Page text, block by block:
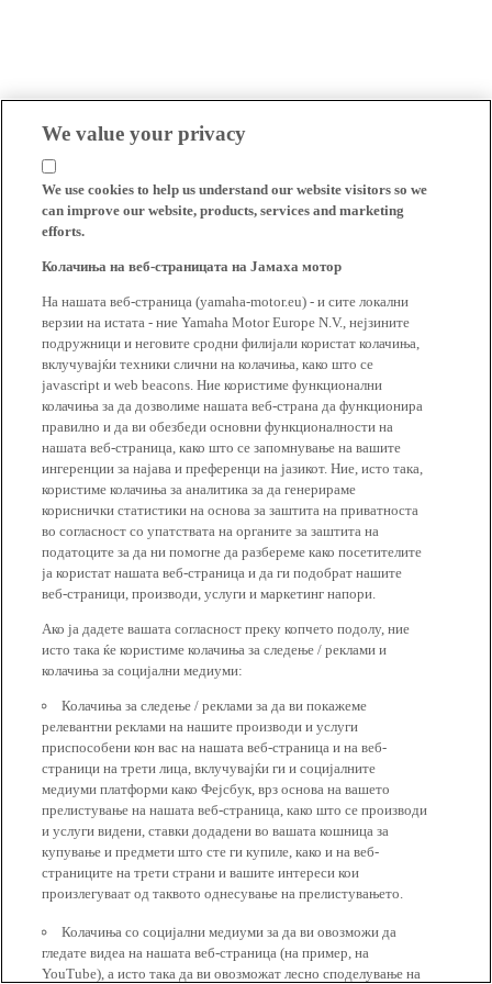
We value your privacy
We use cookies to help us understand our website visitors so we
can improve our website, products, services and marketing
efforts.
Колачиња на веб-страницата на Јамаха мотор
На нашата веб-страница (yamaha-motor.eu) - и сите локални
верзии на истата - ние Yamaha Motor Europe N.V., нејзините
подружници и неговите сродни филијали користат колачиња,
вклучувајќи техники слични на колачиња, како што се
javascript и web beacons. Ние користиме функционални
колачиња за да дозволиме нашата веб-страна да функционира
правилно и да ви обезбеди основни функционалности на
нашата веб-страница, како што се запомнување на вашите
ингеренции за најава и преференци на јазикот. Ние, исто така,
користиме колачиња за аналитика за да генерираме
кориснички статистики на основа за заштита на приватноста
во согласност со упатствата на органите за заштита на
податоците за да ни помогне да разбереме како посетителите
ја користат нашата веб-страница и да ги подобрат нашите
веб-страници, производи, услуги и маркетинг напори.
Ако ја дадете вашата согласност преку копчето подолу, ние
исто така ќе користиме колачиња за следење / реклами и
колачиња за социјални медиуми:
Колачиња за следење / реклами за да ви покажеме
релевантни реклами на нашите производи и услуги
приспособени кон вас на нашата веб-страница и на веб-
страници на трети лица, вклучувајќи ги и социјалните
медиуми платформи како Фејсбук, врз основа на вашето
прелистување на нашата веб-страница, како што се производи
и услуги видени, ставки додадени во вашата кошница за
купување и предмети што сте ги купиле, како и на веб-
страниците на трети страни и вашите интереси кои
произлегуваат од таквото однесување на прелистувањето.
Колачиња со социјални медиуми за да ви овозможи да
гледате видеа на нашата веб-страница (на пример, на
YouTube), а исто така да ви овозможат лесно споделување на